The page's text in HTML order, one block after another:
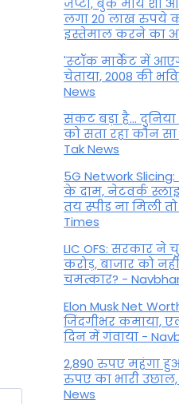
Palmistry :
निशान तो
मेहरबान, कभी
कमी
By August 1, 2022
जेप्टो, बुक माय शो
लगा 20 लाख रुपये का
इस्तेमाल करने का
'स्‍टॉक मार्केट में
चेताया, 2008 की
News
संकट बड़ा है...
को सता रहा कौन
Tak News
5G Network
के दाम, नेटवर्क
तय स्पीड ना मिली
Times
LIC OFS: सरकार ने
करोड़, बाजार को
चमत्कार? -
Elon Musk Net
जिंदगीभर कमाया,
दिन में गंवाया -
2,890 रुपए महंगा
रुपए का भारी
News